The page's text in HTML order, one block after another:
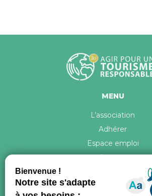
MENU
L’association
Adhérer
Espace emploi
Contact